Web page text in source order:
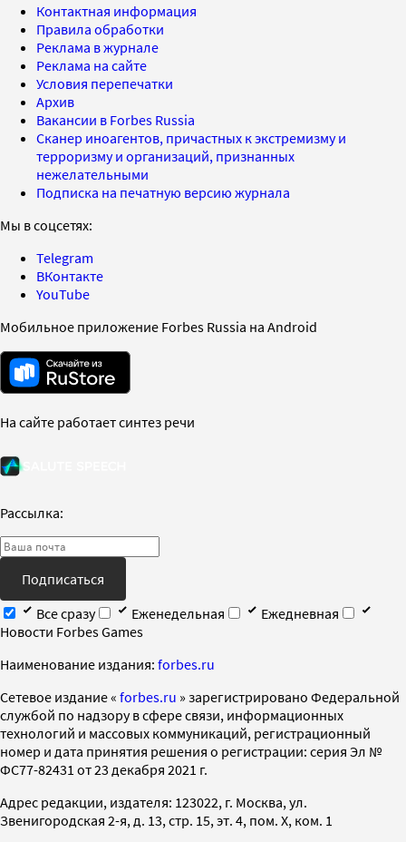
Контактная информация
Правила обработки
Реклама в журнале
Реклама на сайте
Условия перепечатки
Архив
Вакансии в Forbes Russia
Сканер иноагентов, причастных к экстремизму и
терроризму и организаций, признанных
нежелательными
Подписка на печатную версию журнала
Мы в соцсетях:
Telegram
ВКонтакте
YouTube
Мобильное приложение Forbes Russia на Android
На сайте работает синтез речи
Рассылка:
Подписаться
Все сразу
Еженедельная
Ежедневная
Новости Forbes Games
Наименование издания: forbes.ru
Cетевое издание « forbes.ru » зарегистрировано Федеральной
службой по надзору в сфере связи, информационных
технологий и массовых коммуникаций, регистрационный
номер и дата принятия решения о регистрации: серия Эл №
ФС77-82431 от 23 декабря 2021 г.
Адрес редакции, издателя: 123022, г. Москва, ул.
Звенигородская 2-я, д. 13, стр. 15, эт. 4, пом. X, ком. 1